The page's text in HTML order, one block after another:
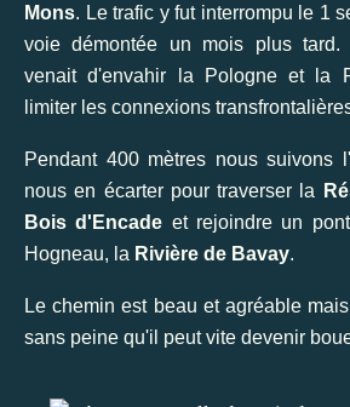
Mons. Le trafic y fut interrompu le 1
voie démontée un mois plus tard.
venait d'envahir la Pologne et la
limiter les connexions
Pendant 400 mètres nous suivons
nous en écarter pour traverser la
Bois d'Encade et rejoindre un
Hogneau, la Rivière de Bavay.
Le chemin est beau et agréable
sans peine qu'il peut vite devenir